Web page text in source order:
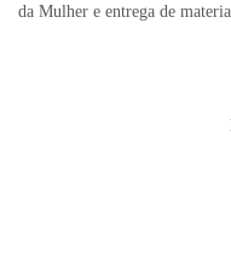
da Mulher e entrega de